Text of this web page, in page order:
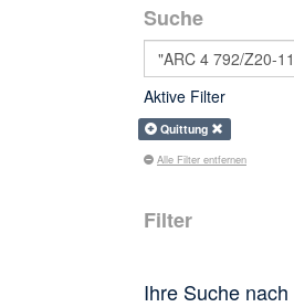
Suche
Aktive Filter
Quittung
Alle Filter entfernen
Filter
Ihre Suche nach